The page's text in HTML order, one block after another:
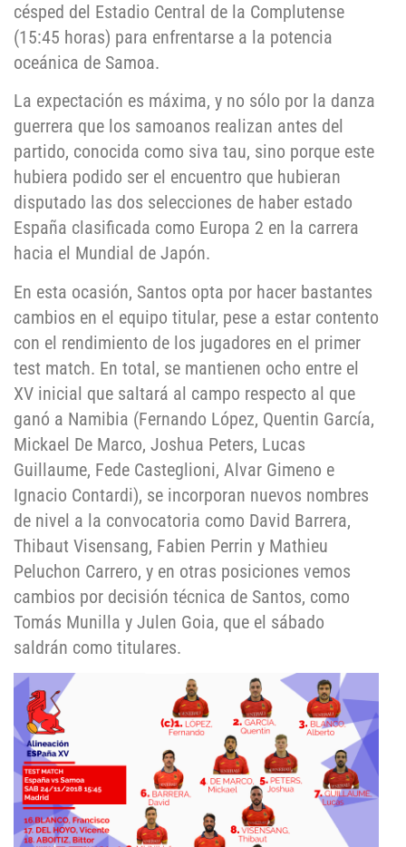
césped del Estadio Central de la Complutense
(15:45 horas) para enfrentarse a la potencia
oceánica de Samoa.
La expectación es máxima, y no sólo por la danza
guerrera que los samoanos realizan antes del
partido, conocida como siva tau, sino porque este
hubiera podido ser el encuentro que hubieran
disputado las dos selecciones de haber estado
España clasificada como Europa 2 en la carrera
hacia el Mundial de Japón.
En esta ocasión, Santos opta por hacer bastantes
cambios en el equipo titular, pese a estar contento
con el rendimiento de los jugadores en el primer
test match. En total, se mantienen ocho entre el
XV inicial que saltará al campo respecto al que
ganó a Namibia (Fernando López, Quentin García,
Mickael De Marco, Joshua Peters, Lucas
Guillaume, Fede Casteglioni, Alvar Gimeno e
Ignacio Contardi), se incorporan nuevos nombres
de nivel a la convocatoria como David Barrera,
Thibaut Visensang, Fabien Perrin y Mathieu
Peluchon Carrero, y en otras posiciones vemos
cambios por decisión técnica de Santos, como
Tomás Munilla y Julen Goia, que el sábado
saldrán como titulares.